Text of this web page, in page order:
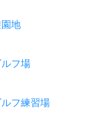
地
フ場
フ練習場